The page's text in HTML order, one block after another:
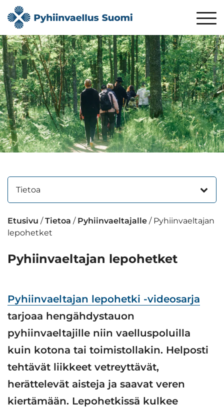
Tietoa
Etusivu /Tietoa / Pyhiinvaeltajalle / Pyhiinvaeltajan
lepohetket
Pyhiinvaeltajan lepohetket
Pyhiinvaeltajan lepohetki -videosarja
tarjoaa hengähdystauon
pyhiinvaeltajille niin vaelluspoluilla
kuin kotona tai toimistollakin. Helposti
tehtävät liikkeet vetreyttävät,
herättelevät aisteja ja saavat veren
kiertämään. Lepohetkissä kulkee